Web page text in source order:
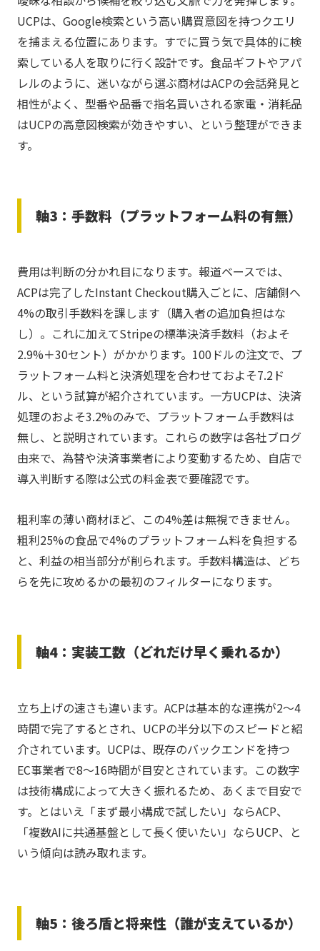
UCPは、Google検索という高い購買意図を持つクエリ
を捕まえる位置にあります。すでに買う気で具体的に検
索している人を取りに行く設計です。食品ギフトやアパ
レルのように、迷いながら選ぶ商材はACPの会話発見と
相性がよく、型番や品番で指名買いされる家電・消耗品
はUCPの高意図検索が効きやすい、という整理ができま
す。
軸3：手数料（プラットフォーム料の有無）
費用は判断の分かれ目になります。報道ベースでは、
ACPは完了したInstant Checkout購入ごとに、店舗側へ
4%の取引手数料を課します（購入者の追加負担はな
し）。これに加えてStripeの標準決済手数料（およそ
2.9%＋30セント）がかかります。100ドルの注文で、プ
ラットフォーム料と決済処理を合わせておよそ7.2ド
ル、という試算が紹介されています。一方UCPは、決済
処理のおよそ3.2%のみで、プラットフォーム手数料は
無し、と説明されています。これらの数字は各社ブログ
由来で、為替や決済事業者により変動するため、自店で
導入判断する際は公式の料金表で要確認です。
粗利率の薄い商材ほど、この4%差は無視できません。
粗利25%の食品で4%のプラットフォーム料を負担する
と、利益の相当部分が削られます。手数料構造は、どち
らを先に攻めるかの最初のフィルターになります。
軸4：実装工数（どれだけ早く乗れるか）
立ち上げの速さも違います。ACPは基本的な連携が2〜4
時間で完了するとされ、UCPの半分以下のスピードと紹
介されています。UCPは、既存のバックエンドを持つ
EC事業者で8〜16時間が目安とされています。この数字
は技術構成によって大きく振れるため、あくまで目安で
す。とはいえ「まず最小構成で試したい」ならACP、
「複数AIに共通基盤として長く使いたい」ならUCP、と
いう傾向は読み取れます。
軸5：後ろ盾と将来性（誰が支えているか）